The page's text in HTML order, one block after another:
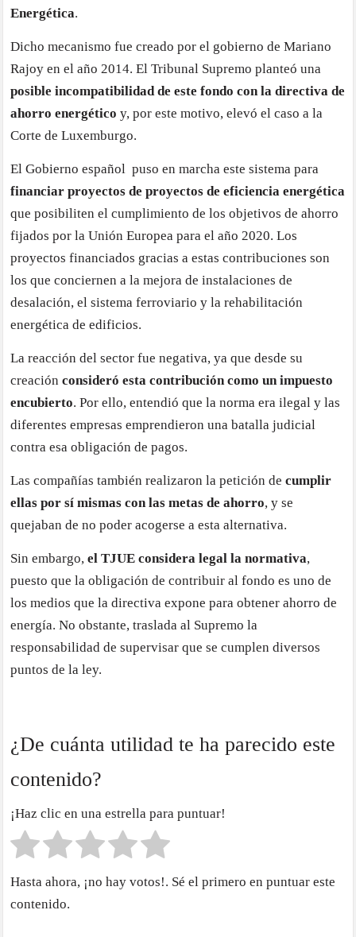
Energética.
Dicho mecanismo fue creado por el gobierno de Mariano
Rajoy en el año 2014. El Tribunal Supremo planteó una
posible incompatibilidad de este fondo con la directiva de
ahorro energéticoy, por este motivo, elevó el caso a la
Corte de Luxemburgo.
El Gobierno español puso en marcha este sistema para
financiar proyectos de proyectos de eficiencia energética
que posibiliten el cumplimiento de los objetivos de ahorro
fijados por la Unión Europea para el año 2020. Los
proyectos financiados gracias a estas contribuciones son
los que conciernen a la mejora de instalaciones de
desalación, el sistema ferroviario y la rehabilitación
energética de edificios.
La reacción del sector fue negativa, ya que desde su
creaciónconsideró esta contribución como un impuesto
encubierto. Por ello, entendió que la norma era ilegal y las
diferentes empresas emprendieron una batalla judicial
contra esa obligación de pagos.
Las compañías también realizaron la petición decumplir
ellas por sí mismas con las metas de ahorro, y se
quejaban de no poder acogerse a esta alternativa.
Sin embargo,el TJUE considera legal la normativa,
puesto que la obligación de contribuir al fondo es uno de
los medios que la directiva expone para obtener ahorro de
energía. No obstante, traslada al Supremo la
responsabilidad de supervisar que se cumplen diversos
puntos de la ley.
¿De cuánta utilidad te ha parecido este
contenido?
¡Haz clic en una estrella para puntuar!
Hasta ahora, ¡no hay votos!. Sé el primero en puntuar este
contenido.